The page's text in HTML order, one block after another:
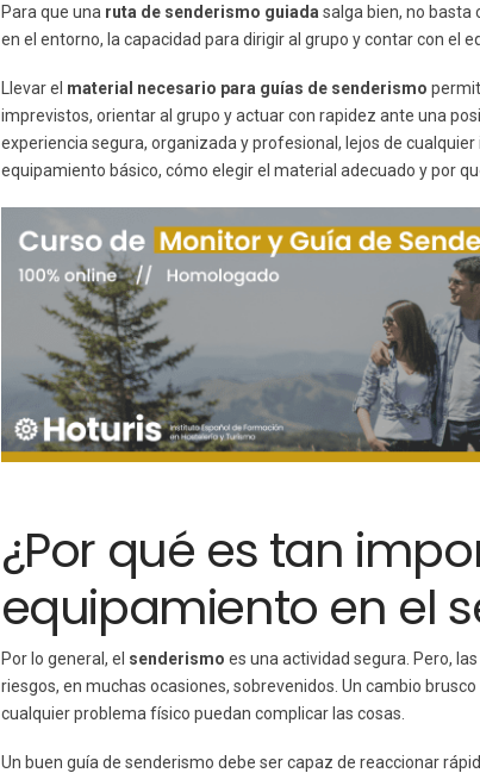
Para que una ruta de senderismo guiada salga bien, no basta
en el entorno, la capacidad para dirigir al grupo y contar con el
Llevar el material necesario para guías de senderismo
imprevistos, orientar al grupo y actuar con rapidez ante una
experiencia segura, organizada y profesional, lejos de
equipamiento básico, cómo elegir el material adecuado y por
¿Por qué es tan
equipamiento en el
Por lo general, el senderismo es una actividad segura. Pero, las
riesgos, en muchas ocasiones, sobrevenidos. Un cambio
cualquier problema físico puedan complicar las cosas.
Un buen guía de senderismo debe ser capaz de reaccionar